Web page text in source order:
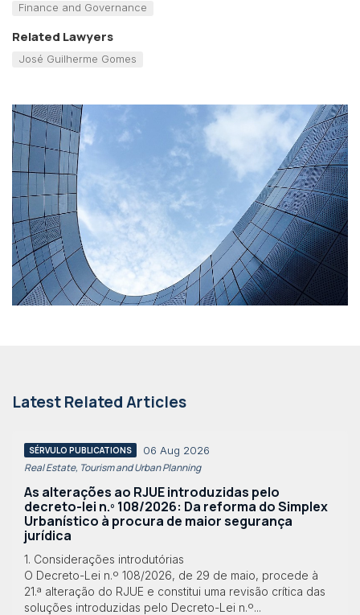
Finance and Governance
Related Lawyers
José Guilherme Gomes
Latest Related Articles
SÉRVULO PUBLICATIONS 06 Aug 2026
Real Estate, Tourism and Urban Planning
As alterações ao RJUE introduzidas pelo
decreto-lei n.º 108/2026: Da reforma do Simplex
Urbanístico à procura de maior segurança
jurídica
1. Considerações introdutórias
O Decreto-Lei n.º 108/2026, de 29 de maio, procede à
21.ª alteração do RJUE e constitui uma revisão crítica das
soluções introduzidas pelo Decreto-Lei n.º...